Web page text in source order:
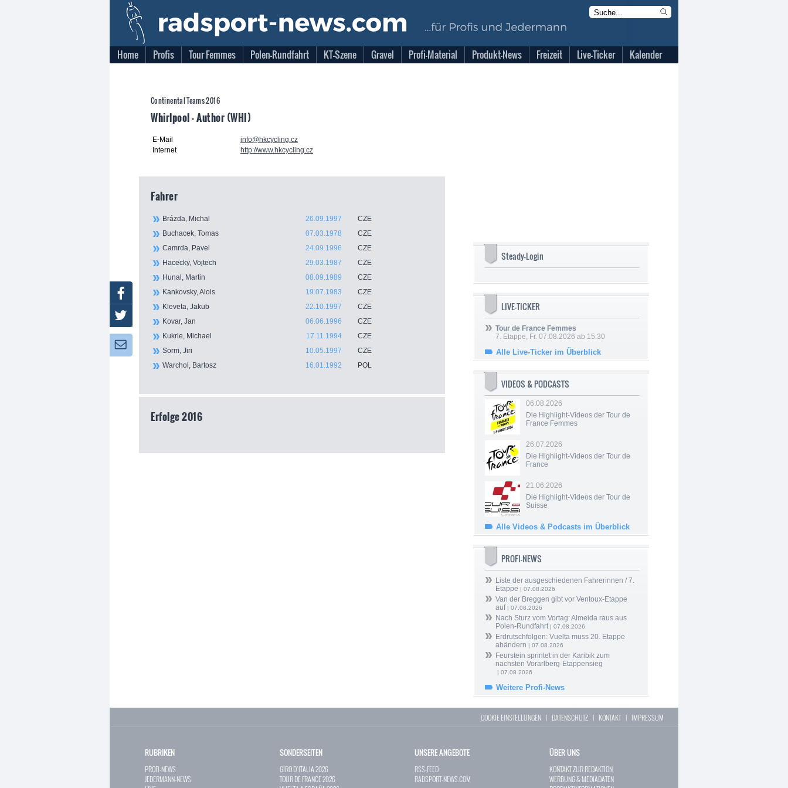
Home Profis Tour Femmes Polen-Rundfahrt KT-Szene Gravel Profi-Material Produkt-News Freizeit Live-Ticker Kalender
Continental Teams 2016
Whirlpool - Author (WHI)
E-Mail
info@hkcycling.cz
Internet
http://www.hkcycling.cz
Fahrer
Brázda, Michal 26.09.1997
CZE
Buchacek, Tomas
07.03.1978
CZE
Camrda, Pavel
24.09.1996
CZE
Hacecky, Vojtech
29.03.1987
CZE
Hunal, Martin
08.09.1989
CZE
Kankovsky, Alois
19.07.1983
CZE
Kleveta, Jakub
22.10.1997
CZE
Kovar, Jan
06.06.1996
CZE
Kukrle, Michael
17.11.1994
CZE
Sorm, Jiri
10.05.1997
CZE
Warchol, Bartosz
16.01.1992 POL
Erfolge 2016
Steady-Login
LIVE-TICKER
Tour de France Femmes
7. Etappe, Fr. 07.08.2026 ab 15:30
Alle Live-Ticker im Überblick
VIDEOS & PODCASTS
06.08.2026
Die Highlight-Videos der Tour de
France Femmes
26.07.2026
Die Highlight-Videos der Tour de
France
21.06.2026
Die Highlight-Videos der Tour de
Suisse
Alle Videos & Podcasts im Überblick
PROFI-NEWS
Liste der ausgeschiedenen Fahrerinnen / 7.
Etappe | 07.08.2026
Van der Breggen gibt vor Ventoux-Etappe
auf| 07.08.2026
Nach Sturz vom Vortag: Almeida raus aus
Polen-Rundfahrt| 07.08.2026
Erdrutschfolgen: Vuelta muss 20. Etappe
abändern | 07.08.2026
Feurstein sprintet in der Karibik zum
nächsten Vorarlberg-Etappensieg
| 07.08.2026
Weitere Profi-News
Facebook
COOKIE EINSTELLUNGEN | DATENSCHUTZ | KONTAKT| IMPRESSUM
RUBRIKEN
PROFI-NEWS
JEDERMANN-NEWS
SONDERSEITEN
GIRO D`ITALIA 2026
TOUR DE FRANCE 2026
UNSERE ANGEBOTE
RSS-FEED
RADSPORT-NEWS.COM
ÜBER UNS
KONTAKT ZUR REDAKTION
WERBUNG & MEDIADATEN